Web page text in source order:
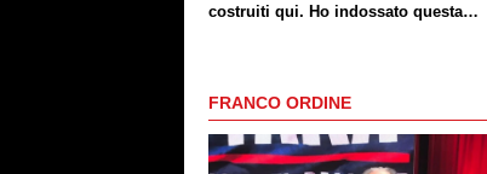
costruiti qui. Ho indossato questa
FRANCO ORDINE